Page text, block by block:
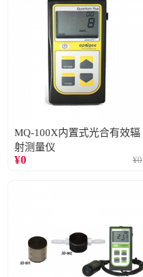
MQ-100X内置式光合有效辐
射测量仪
¥0 ¥0